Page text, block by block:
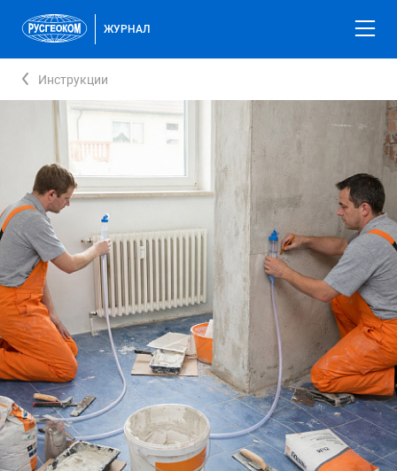
ЖУРНАЛ
Инструкции